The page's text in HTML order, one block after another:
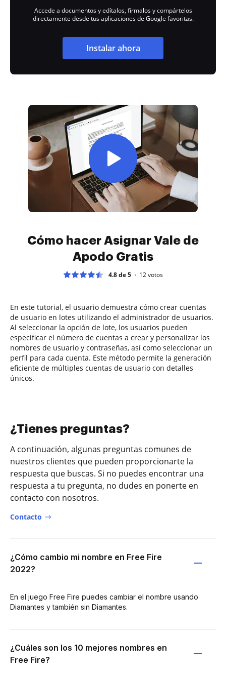
Accede a documentos y edítalos, fírmalos y compártelos
directamente desde tus aplicaciones de Google favoritas.
Instalar ahora
Cómo hacer Asignar Vale de
Apodo Gratis
4.8 de 5 12votos
En este tutorial, el usuario demuestra cómo crear cuentas
de usuario en lotes utilizando el administrador de usuarios.
Al seleccionar la opción de lote, los usuarios pueden
especificar el número de cuentas a crear y personalizar los
nombres de usuario y contraseñas, así como seleccionar un
perfil para cada cuenta. Este método permite la generación
eficiente de múltiples cuentas de usuario con detalles
únicos.
¿Tienes preguntas?
A continuación, algunas preguntas comunes de
nuestros clientes que pueden proporcionarte la
respuesta que buscas. Si no puedes encontrar una
respuesta a tu pregunta, no dudes en ponerte en
contacto con nosotros.
Contacto
¿Cómo cambio mi nombre en Free Fire
2022?
En el juego Free Fire puedes cambiar el nombre usando
Diamantes y también sin Diamantes.
¿Cuáles son los 10 mejores nombres en
Free Fire?